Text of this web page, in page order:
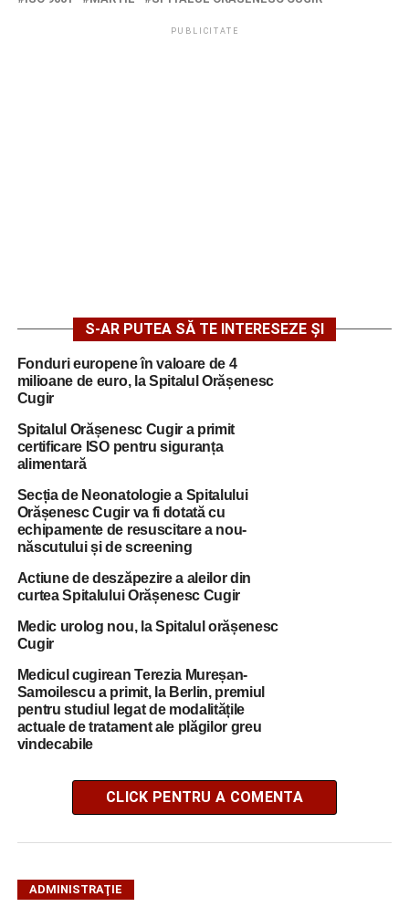
PUBLICITATE
S-AR PUTEA SĂ TE INTERESEZE ȘI
Fonduri europene în valoare de 4
milioane de euro, la Spitalul Orășenesc
Cugir
Spitalul Orășenesc Cugir a primit
certificare ISO pentru siguranța
alimentară
Secția de Neonatologie a Spitalului
Orășenesc Cugir va fi dotată cu
echipamente de resuscitare a nou-
născutului și de screening
Actiune de deszăpezire a aleilor din
curtea Spitalului Orășenesc Cugir
Medic urolog nou, la Spitalul orășenesc
Cugir
Medicul cugirean Terezia Mureșan-
Samoilescu a primit, la Berlin, premiul
pentru studiul legat de modalitățile
actuale de tratament ale plăgilor greu
vindecabile
CLICK PENTRU A COMENTA
ADMINISTRAŢIE